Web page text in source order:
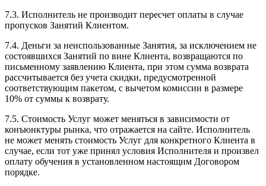
7.3. Исполнитель не производит пересчет оплаты в случае
пропусков Занятий Клиентом.
7.4. Деньги за неиспользованные Занятия, за исключением не
состоявшихся Занятий по вине Клиента, возвращаются по
письменному заявлению Клиента, при этом сумма возврата
рассчитывается без учета скидки, предусмотренной
соответствующим пакетом, с вычетом комиссии в размере
10% от суммы к возврату.
7.5. Стоимость Услуг может меняться в зависимости от
конъюнктуры рынка, что отражается на сайте. Исполнитель
не может менять стоимость Услуг для конкретного Клиента в
случае, если тот уже принял условия Исполнителя и произвел
оплату обучения в установленном настоящим Договором
порядке.